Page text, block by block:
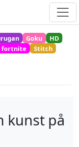
Goku
HD
fortnite Stitch
kunst på